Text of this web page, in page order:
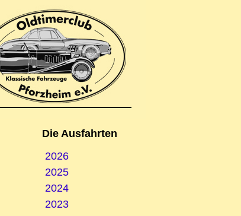
Die Ausfahrten
2026
2025
2024
2023